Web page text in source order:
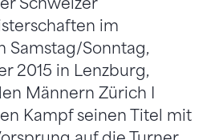
im
Samstag/Sonntag,
2015 in Lenzburg,
Männern Zürich I
Kampf seinen Titel mit